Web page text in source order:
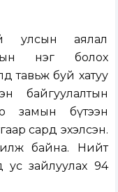
улсын аялал
нэг болох
тавьж буй хатуу
байгуулалтын
замын бүтээн
сард эхэлсэн.
байна. Нийт
ус зайлуулах 94